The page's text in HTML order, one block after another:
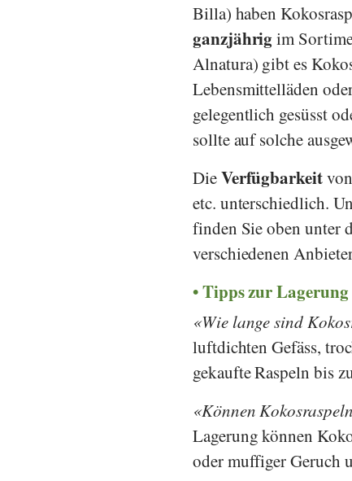
Billa) haben
ganzjährigim
Alnatura) gibt es
Lebensmittelläden
gelegentlich gesüsst
sollte auf solche
DieVerfügbarkeit
etc. unterschiedlich.
finden Sie oben unter
verschiedenen
Tipps zur Lagerung
Wie lange sind
luftdichten Gefäss,
gekaufte Raspeln bis
Können
Lagerung können
oder muffiger Geruch